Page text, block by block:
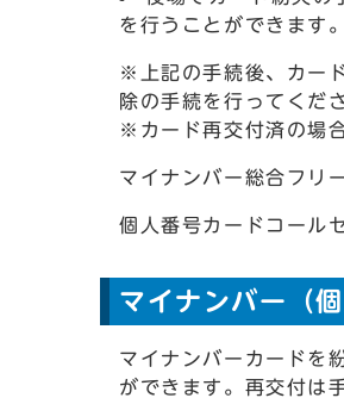
を行うことができます
※上記の手続後、カー
除の手続を行ってくだ
※カード再交付済の場
マイナンバー総合フ
個人番号カードコー
マイナンバー（
マイナンバーカードを
ができます。再交付は